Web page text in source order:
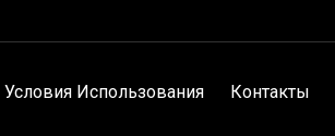
Условия Использования Контакты